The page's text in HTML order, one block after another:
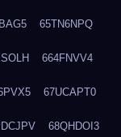
65TN6NPQ
664FNVV4
67UCAPT0
68QHDOI3